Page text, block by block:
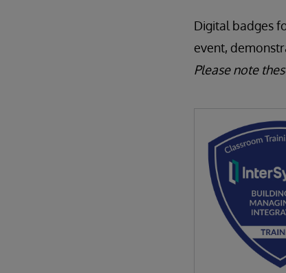
Digital badges
event,
Please note